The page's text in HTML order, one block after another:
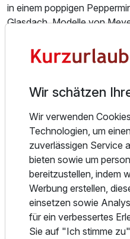
Zusatznächte
Für 2 Tage
Doppelzimmer Komfort
2 Erwachsene
in einem poppigen
Glasdach. Modelle von
Foyer und das Restaurant
unserem Hotel einen
Nach umfangreichen
Superior- und Deluxe-
eine Espressomaschine,
eine Sitzecke sowie einen
Badezimmer mit
bieten wir eine Vielzahl von
Veranstaltungsräumen für
perfekten Rahmen für Ihre
bieten.
Wir schätzen
Wir verwenden
Technologien, um
zuverlässigen Service
bieten sowie um
bereitzustellen, indem
Werbung erstellen,
einsetzen sowie
für ein verbessertes
Sie auf "Ich stimme